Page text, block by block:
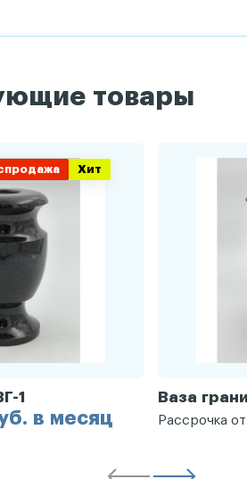
товары
Хит
1
в месяц
Ваза
Рассрочка